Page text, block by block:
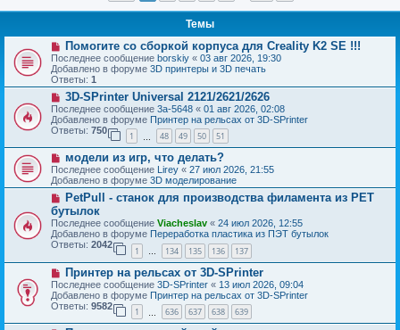
Темы
Н
о
в
о
е
с
о
о
б
е
н
и
е
Помогите со сборкой корпуса для Creality K2 SE !!!
Последнее сообщение borskiy « 03 авг 2026, 19:30
Добавлено в форуме 3D принтеры и 3D печать
Ответы: 1
Н
о
в
о
е
с
о
о
б
щ
е
н
и
е
3D-SPrinter Universal 2121/2621/2626
Последнее сообщение 3a-5648 « 01 авг 2026, 02:08
Добавлено в форуме Принтер на рельсах от 3D-SPrinter
Ответы: 750
1 48 49 50 51
Н
о
в
о
с
о
о
б
щ
е
и
е
модели из игр, что делать?
Последнее сообщение Lirey « 27 июл 2026, 21:55
Добавлено в форуме 3D моделирование
Н
в
о
е
с
о
б
щ
е
н
и
PetPull - cтанок для производства филамента из PET
бутылок
Последнее сообщение Viacheslav « 24 июл 2026, 12:55
Добавлено в форуме Переработка пластика из ПЭТ бутылок
Ответы: 2042
1 … 134 135 136 137
Н
о
в
о
е
с
Принтер на рельсах от 3D-SPrinter
Последнее сообщение 3D-SPrinter « 13 июл 2026, 09:04
Добавлено в форуме Принтер на рельсах от 3D-SPrinter
Ответы: 9582
1 636 637 638 639